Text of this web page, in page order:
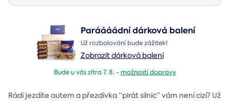
Paráááádní dárková balení
Už rozbalování bude zážitek!
Zobrazit dárková balení
Bude u vás zítra 7. 8. -možnosti dopravy
Rádi jezdíte autem a přezdívka “pirát silnic” vám není cizí? Už